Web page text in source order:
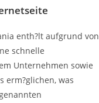
enth?lt aufgrund von
schnelle
Unternehmen sowie
erm?glichen, was